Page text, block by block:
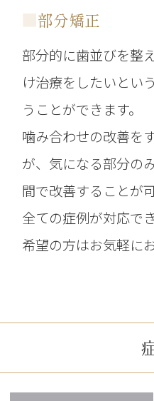
■部分矯正
部分的に歯並びを整
け治療をしたいとい
うことができます。
噛み合わせの改善を
が、気になる部分の
間で改善することが
全ての症例が対応で
希望の方はお気軽に